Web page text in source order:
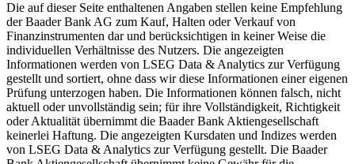
Die auf dieser Seite enthaltenen Angaben stellen keine Empfehlung
der Baader Bank AG zum Kauf, Halten oder Verkauf von
Finanzinstrumenten dar und berücksichtigen in keiner Weise die
individuellen Verhältnisse des Nutzers. Die angezeigten
Informationen werden von LSEG Data & Analytics zur Verfügung
gestellt und sortiert, ohne dass wir diese Informationen einer eigenen
Prüfung unterzogen haben. Die Informationen können falsch, nicht
aktuell oder unvollständig sein; für ihre Vollständigkeit, Richtigkeit
oder Aktualität übernimmt die Baader Bank Aktiengesellschaft
keinerlei Haftung. Die angezeigten Kursdaten und Indizes werden
von LSEG Data & Analytics zur Verfügung gestellt. Die Baader